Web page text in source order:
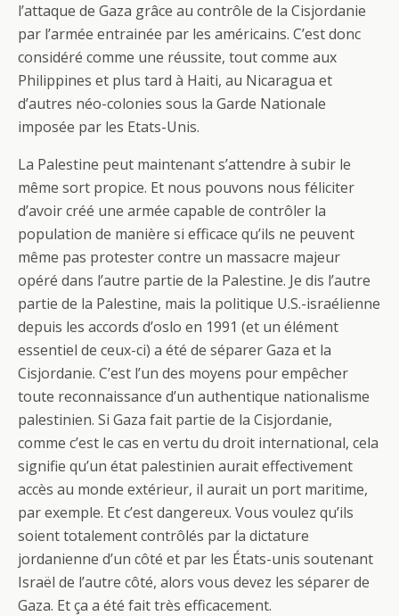
l’attaque de Gaza grâce au contrôle de la Cisjordanie
par l’armée entrainée par les américains. C’est donc
considéré comme une réussite, tout comme aux
Philippines et plus tard à Haiti, au Nicaragua et
d’autres néo-colonies sous la Garde Nationale
imposée par les Etats-Unis.
La Palestine peut maintenant s’attendre à subir le
même sort propice. Et nous pouvons nous féliciter
d’avoir créé une armée capable de contrôler la
population de manière si efficace qu’ils ne peuvent
même pas protester contre un massacre majeur
opéré dans l’autre partie de la Palestine. Je dis l’autre
partie de la Palestine, mais la politique U.S.-israélienne
depuis les accords d’oslo en 1991 (et un élément
essentiel de ceux-ci) a été de séparer Gaza et la
Cisjordanie. C’est l’un des moyens pour empêcher
toute reconnaissance d’un authentique nationalisme
palestinien. Si Gaza fait partie de la Cisjordanie,
comme c’est le cas en vertu du droit international, cela
signifie qu’un état palestinien aurait effectivement
accès au monde extérieur, il aurait un port maritime,
par exemple. Et c’est dangereux. Vous voulez qu’ils
soient totalement contrôlés par la dictature
jordanienne d’un côté et par les États-unis soutenant
Israël de l’autre côté, alors vous devez les séparer de
Gaza. Et ça a été fait très efficacement.